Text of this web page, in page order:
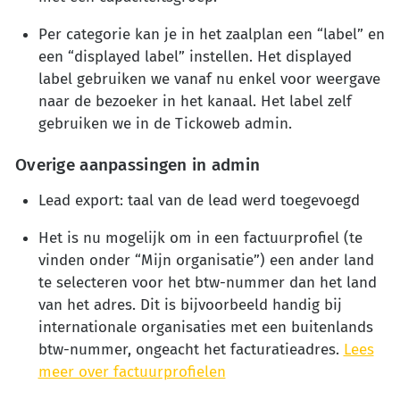
Per categorie kan je in het zaalplan een “label” en
een “displayed label” instellen. Het displayed
label gebruiken we vanaf nu enkel voor weergave
naar de bezoeker in het kanaal. Het label zelf
gebruiken we in de Tickoweb admin.
Overige aanpassingen in admin
Lead export: taal van de lead werd toegevoegd
Het is nu mogelijk om in een factuurprofiel (te
vinden onder “Mijn organisatie”) een ander land
te selecteren voor het btw-nummer dan het land
van het adres. Dit is bijvoorbeeld handig bij
internationale organisaties met een buitenlands
btw-nummer, ongeacht het facturatieadres. Lees
meer over factuurprofielen